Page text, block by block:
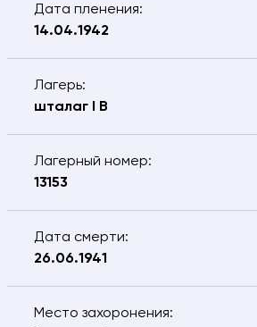
Дата пленения:
14.04.1942
Лагерь:
шталаг I B
Лагерный номер:
13153
Дата смерти:
26.06.1941
Место захоронения:
Я подтверждаю, что даю
обработку предоставляемых
ОТПРАВИТЬ